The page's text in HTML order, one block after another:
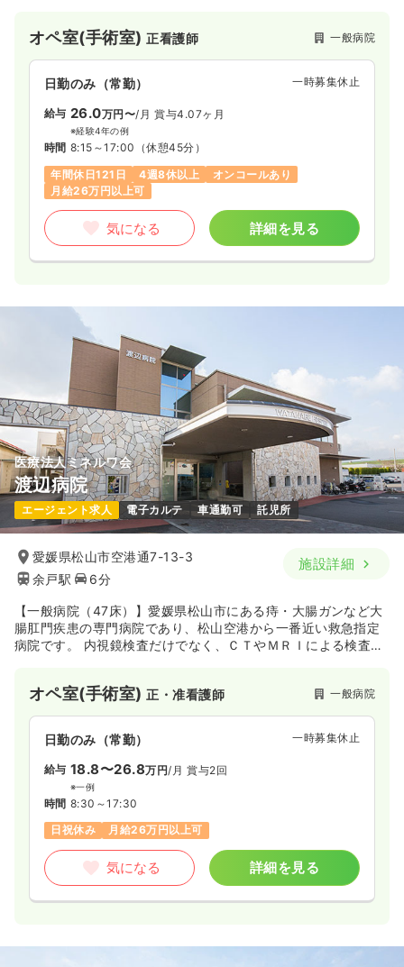
ています。
オペ室(手術室)正看護師 一般病院
日勤のみ（常勤） 一時募集休止
給与 26.0万円〜/月 賞与4.07ヶ月
※経験4年の例
時間 8:15～17:00 （休憩45分）
年間休日121日
4週8休以上
オンコールあり
月給26万円以上可
気になる 詳細を見る
医療法人ミネルワ会
渡辺病院
エージェント求人 電子カルテ 車通勤可 託児所
愛媛県松山市空港通7-13-3
余戸駅
6分
施設詳細
【一般病院（47床）】愛媛県松山市にある痔・大腸ガンなど大
腸肛門疾患の専門病院であり、松山空港から一番近い救急指定
病院です。 内視鏡検査だけでなく、ＣＴやＭＲＩによる検査も
い医療を提供している病院です。
オペ室(手術室)正・准看護師 一般病院
日勤のみ（常勤） 一時募集休止
給与 18.8〜26.8万円/月 賞与2回
※一例
時間 8:30～17:30
日祝休み
月給26万円以上可
気になる 詳細を見る